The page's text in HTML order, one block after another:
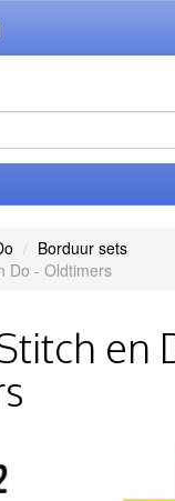
Borduur sets
Do - Oldtimers
en